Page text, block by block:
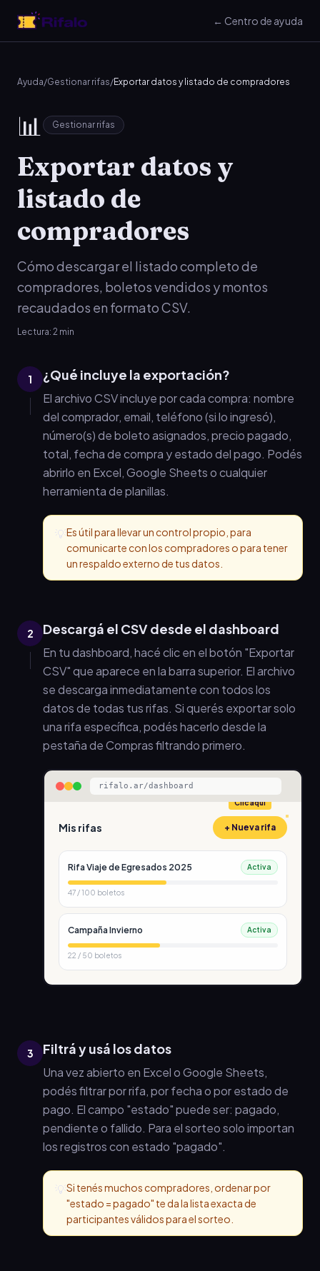
← Centro de ayuda
Ayuda/Gestionar rifas/Exportar datos y listado de compradores
📊 Gestionar rifas
Exportar datos y
listado de
compradores
Cómo descargar el listado completo de
compradores, boletos vendidos y montos
recaudados en formato CSV.
Lectura: 2 min
1 ¿Qué incluye la exportación?
El archivo CSV incluye por cada compra: nombre
del comprador, email, teléfono (si lo ingresó),
número(s) de boleto asignados, precio pagado,
total, fecha de compra y estado del pago. Podés
abrirlo en Excel, Google Sheets o cualquier
herramienta de planillas.
💡Es útil para llevar un control propio, para
comunicarte con los compradores o para tener
un respaldo externo de tus datos.
2 Descargá el CSV desde el dashboard
En tu dashboard, hacé clic en el botón "Exportar
CSV" que aparece en la barra superior. El archivo
se descarga inmediatamente con todos los
datos de todas tus rifas. Si querés exportar solo
una rifa específica, podés hacerlo desde la
pestaña de Compras filtrando primero.
rifalo.ar/dashboard
Mis rifas + Nueva rifa
Clic aquí
Rifa Viaje de Egresados 2025 Activa
47 /100 boletos
Campaña Invierno Activa
22 / 50 boletos
3 Filtrá y usá los datos
Una vez abierto en Excel o Google Sheets,
podés filtrar por rifa, por fecha o por estado de
pago. El campo "estado" puede ser: pagado,
pendiente o fallido. Para el sorteo solo importan
los registros con estado "pagado".
💡Si tenés muchos compradores, ordenar por
"estado = pagado" te da la lista exacta de
participantes válidos para el sorteo.